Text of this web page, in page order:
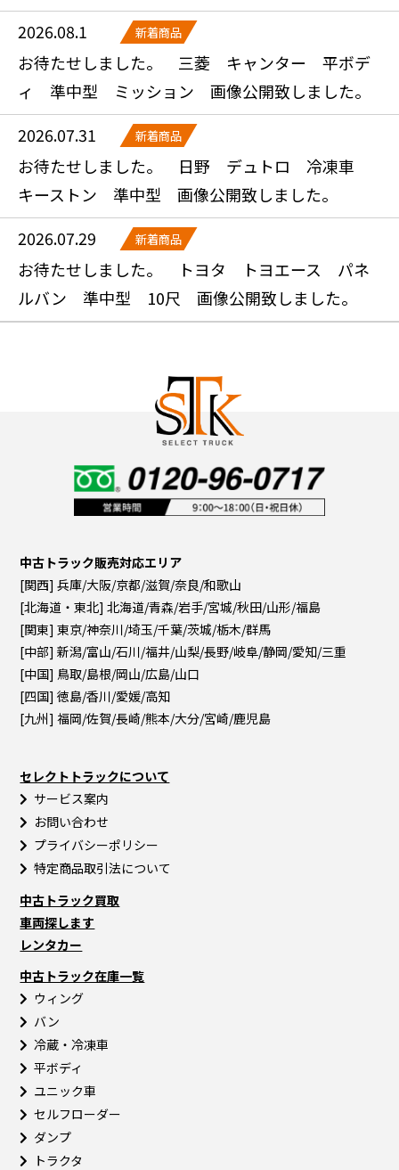
2026.08.1
新着商品
お待たせしました。 三菱 キャンター 平ボデ
ィ 準中型 ミッション 画像公開致しました。
2026.07.31
新着商品
お待たせしました。 日野 デュトロ 冷凍車
キーストン 準中型 画像公開致しました。
2026.07.29
新着商品
お待たせしました。 トヨタ トヨエース パネ
ルバン 準中型 10尺 画像公開致しました。
中古トラック販売対応エリア
[関西] 兵庫/大阪/京都/滋賀/奈良/和歌山
[北海道・東北] 北海道/青森/岩手/宮城/秋田/山形/福島
[関東] 東京/神奈川/埼玉/千葉/茨城/栃木/群馬
[中部] 新潟/富山/石川/福井/山梨/長野/岐阜/静岡/愛知/三重
[中国] 鳥取/島根/岡山/広島/山口
[四国] 徳島/香川/愛媛/高知
[九州] 福岡/佐賀/長崎/熊本/大分/宮崎/鹿児島
セレクトトラックについて
サービス案内
お問い合わせ
プライバシーポリシー
特定商品取引法について
中古トラック買取
車両探します
レンタカー
中古トラック在庫一覧
ウィング
バン
冷蔵・冷凍車
平ボディ
ユニック車
セルフローダー
ダンプ
トラクタ